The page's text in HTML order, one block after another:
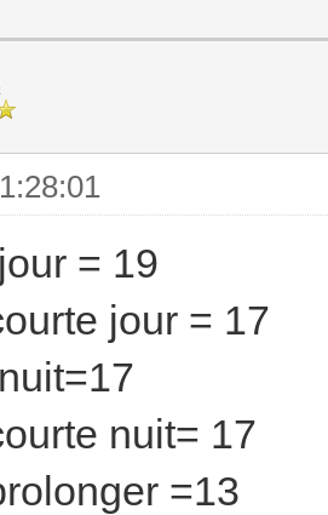
= 19
jour = 17
nuit= 17
=13